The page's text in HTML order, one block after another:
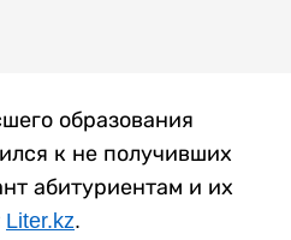
образования
к не получивших
абитуриентам и их
Liter.kz.